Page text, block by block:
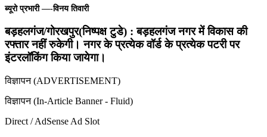
ब्यूरो प्रभारी —-विनय तिवारी
बड़हलगंज/गोरखपुर(निष्पक्ष टुडे) : बड़हलगंज नगर में विकास की
रफ्तार नहीं रुकेगी। नगर के प्रत्येक वॉर्ड के प्रत्येक पटरी पर
इंटरलॉकिंग किया जायेगा।
विज्ञापन (ADVERTISEMENT)
विज्ञापन (In-Article Banner - Fluid)
Direct / AdSense Ad Slot